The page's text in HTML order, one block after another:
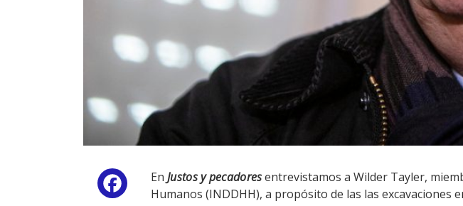
Facebook
En Justos y pecadoresentrevistamos a Wilder Tayler,
Humanos (INDDHH), a propósito de las las excavaciones